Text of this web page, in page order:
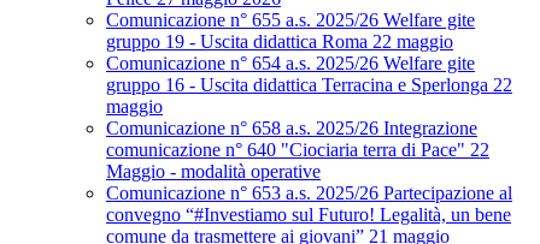
Comunicazione n° 655 a.s. 2025/26 Welfare gite
gruppo 19 - Uscita didattica Roma 22 maggio
Comunicazione n° 654 a.s. 2025/26 Welfare gite
gruppo 16 - Uscita didattica Terracina e Sperlonga 22
maggio
Comunicazione n° 658 a.s. 2025/26 Integrazione
comunicazione n° 640 "Ciociaria terra di Pace" 22
Maggio - modalità operative
Comunicazione n° 653 a.s. 2025/26 Partecipazione al
convegno “#Investiamo sul Futuro! Legalità, un bene
comune da trasmettere ai giovani” 21 maggio